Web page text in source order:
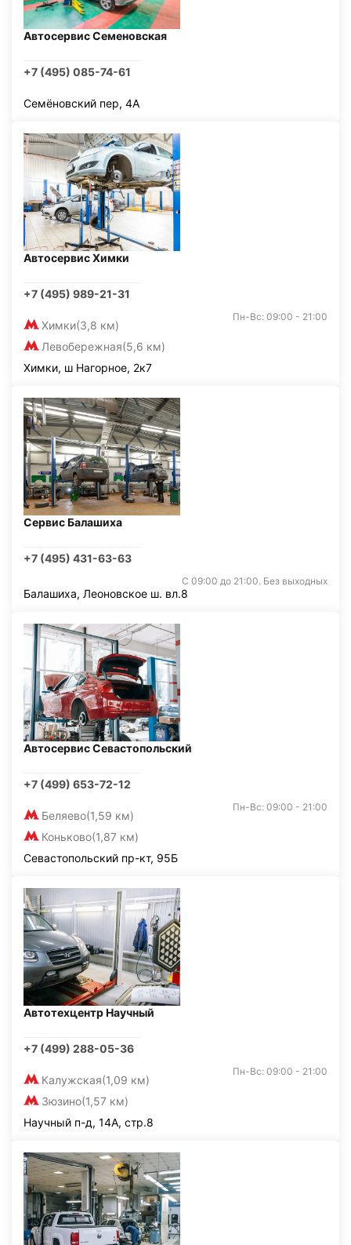
Автосервис Семеновская
+7 (495) 085-74-61
Семёновский пер, 4А
Автосервис Химки
+7 (495) 989-21-31
Химки(3,8 км)
Левобережная(5,6 км)
Пн-Вс: 09:00 - 21:00
Химки, ш Нагорное, 2к7
Сервис Балашиха
+7 (495) 431-63-63
С 09:00 до 21:00. Без выходных
Балашиха, Леоновское ш. вл.8
Автосервис Севастопольский
+7 (499) 653-72-12
Беляево(1,59 км)
Коньково(1,87 км)
Пн-Вс: 09:00 - 21:00
Севастопольский пр-кт, 95Б
Автотехцентр Научный
+7 (499) 288-05-36
Калужская(1,09 км)
Зюзино(1,57 км)
Пн-Вс: 09:00 - 21:00
Научный п-д, 14А, стр.8